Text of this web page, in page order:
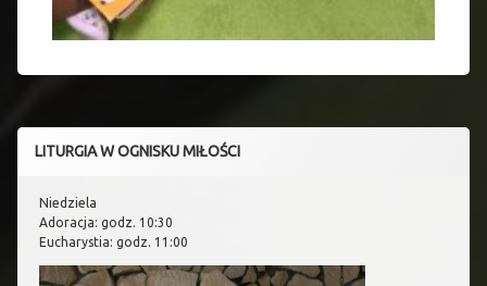
LITURGIA W OGNISKU MIŁOŚCI
Niedziela
Adoracja: godz. 10:30
Eucharystia: godz. 11:00